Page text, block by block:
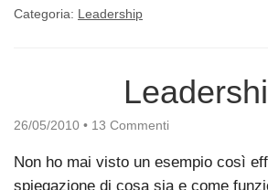
Categoria: Leadership
26/05/2010 • 13 Commenti
Non ho mai visto un esempio così
spiegazione di cosa sia e come